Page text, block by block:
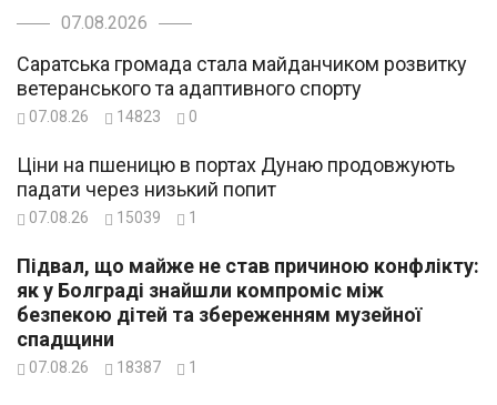
07.08.2026
Саратська громада стала майданчиком розвитку
ветеранського та адаптивного спорту
07.08.26 14823 0
Ціни на пшеницю в портах Дунаю продовжують
падати через низький попит
07.08.26 15039 1
Підвал, що майже не став причиною конфлікту:
як у Болграді знайшли компроміс між
безпекою дітей та збереженням музейної
спадщини
07.08.26 18387 1